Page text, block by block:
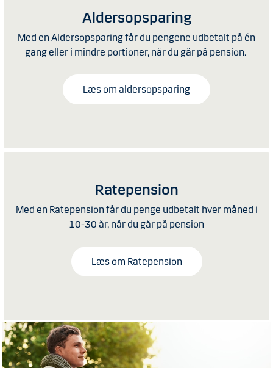
Aldersopsparing
Med en Aldersopsparing får du pengene udbetalt på én
gang eller i mindre portioner, når du går på pension.
Læs om aldersopsparing
Ratepension
Med en Ratepension får du penge udbetalt hver måned i
10-30 år, når du går på pension
Læs om Ratepension